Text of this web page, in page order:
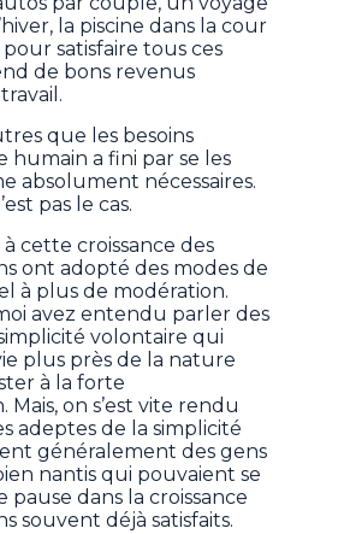
la piscine dans la cour
satisfaire tous ces
de bons revenus
que les besoins
humain a fini par se les
absolument nécessaires.
pas le cas.
cette croissance des
ont adopté des modes de
à plus de modération.
avez entendu parler des
volontaire qui
plus près de la nature
à la forte
Mais, on s’est vite rendu
adeptes de la simplicité
généralement des gens
nantis qui pouvaient se
dans la croissance
souvent déjà satisfaits.